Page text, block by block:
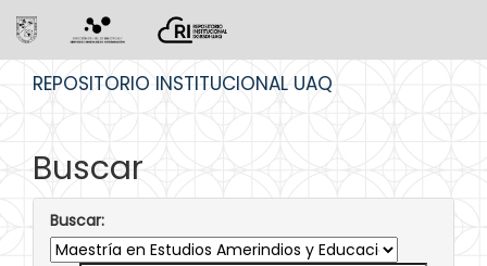
REPOSITORIO INSTITUCIONAL UAQ
Buscar
Buscar: